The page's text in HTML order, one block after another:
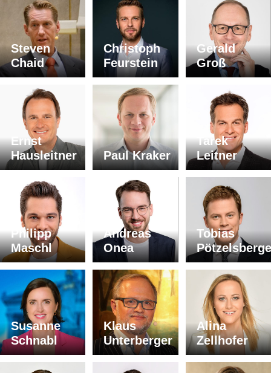
Steven
Chaid
Christoph
Feurstein
Gerald
Groß
Ernst
Hausleitner
Paul Kraker
Tarek
Leitner
Philipp
Maschl
Andreas
Onea
Tobias
Susanne
Schnabl
Klaus
Unterberger
Alina
Zellhofer